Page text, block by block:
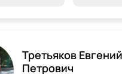
Третьяков Евгений
Петрович